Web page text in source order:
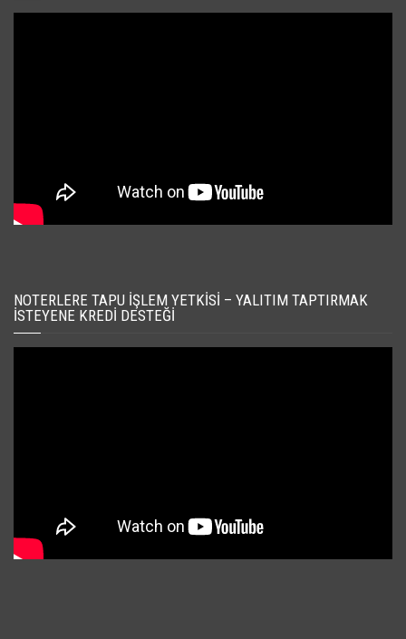
NOTERLERE TAPU İŞLEM YETKISI – YALITIM TAPTIRMAK
İSTEYENE KREDI DESTEĞI